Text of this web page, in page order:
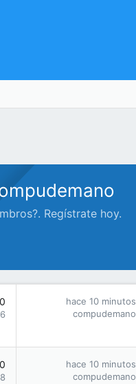
Regístrate hoy.
0
6
hace 10 minutos
compudemano
0
8
hace 10 minutos
compudemano